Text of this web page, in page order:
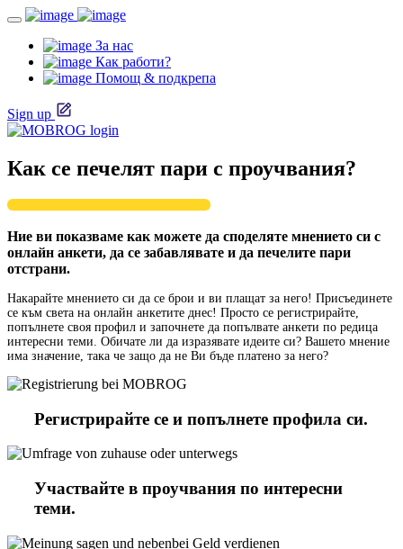
За нас
Как работи?
Помощ & подкрепа
Sign up
Как се печелят пари с проучвания?
Ние ви показваме как можете да споделяте мнението си с
онлайн анкети, да се забавлявате и да печелите пари
отстрани.
Накарайте мнението си да се брои и ви плащат за него! Присъединете
се към света на онлайн анкетите днес! Просто се регистрирайте,
попълнете своя профил и започнете да попълвате анкети по редица
интересни теми. Обичате ли да изразявате идеите си? Вашето мнение
има значение, така че защо да не Ви бъде платено за него?
Регистрирайте се и попълнете профила си.
Участвайте в проучвания по интересни
теми.